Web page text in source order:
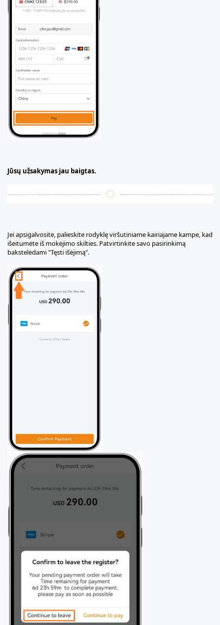
Jūsų užsakymas jau baigtas.
Jei apsigalvosite, palieskite rodyklę viršutiniame kairiajame kampe, kad
išeitumėte iš mokėjimo skilties. Patvirtinkite savo pasirinkimą
bakstelėdami "Tęsti išėjimą".